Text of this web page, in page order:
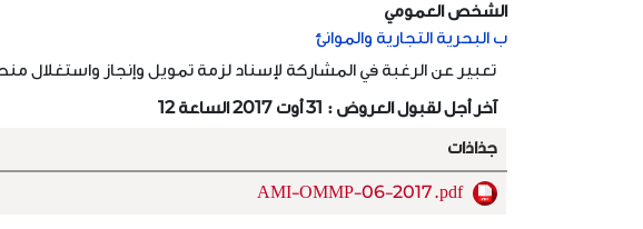
الشخص العمومي
ب البحرية التجارية والموانئ
تعبير عن الرغبة في المشاركة لإسناد لزمة تمويل وإنجاز واستغلال
آخر أجل لقبول العروض : 31 أوت 2017 الساعة 12
جذاذات
AMI-OMMP-06-2017.pdf